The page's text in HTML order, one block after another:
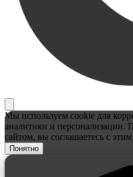
Мы используем cookie для
аналитики и персонализации.
сайтом, вы соглашаетесь с этим.
Понятно